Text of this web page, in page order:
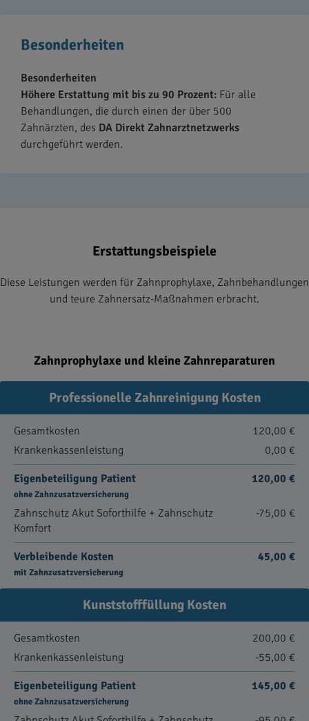
Besonderheiten
Besonderheiten
Höhere Erstattung mit bis zu 90 Prozent: Für alle
Behandlungen, die durch einen der über 500
Zahnärzten, des DA Direkt Zahnarztnetzwerks
durchgeführt werden.
Erstattungsbeispiele
Diese Leistungen werden für Zahnprophylaxe, Zahnbehandlungen
und teure Zahnersatz-Maßnahmen erbracht.
Zahnprophylaxe und kleine Zahnreparaturen
Professionelle Zahnreinigung Kosten
Gesamtkosten
120,00 €
Krankenkassenleistung
0,00 €
Eigenbeteiligung Patient
ohne Zahnzusatzversicherung
120,00 €
Zahnschutz Akut Soforthilfe + Zahnschutz
Komfort
-75,00 €
Verbleibende Kosten
mit Zahnzusatzversicherung
45,00 €
Kunststofffüllung Kosten
Gesamtkosten
200,00 €
Krankenkassenleistung
-55,00 €
Eigenbeteiligung Patient
ohne Zahnzusatzversicherung
145,00 €